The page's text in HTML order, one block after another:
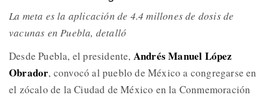
La meta es la aplicación de 4.4 millones de dosis de
vacunas en Puebla, detalló
Desde Puebla, el presidente, Andrés Manuel López
Obrador, convocó al pueblo de México a congregarse en
el zócalo de la Ciudad de México en la Conmemoración